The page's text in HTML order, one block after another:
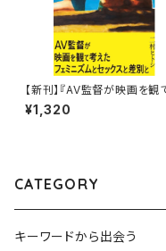
【新刊】『AV監督が映画を観
えた考えたフェミニズムとセッ
スと差別と』二村ヒトシ
¥1,320
CATEGORY
キーワードから出会う